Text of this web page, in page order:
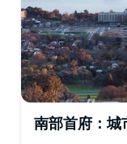
南部首府：城